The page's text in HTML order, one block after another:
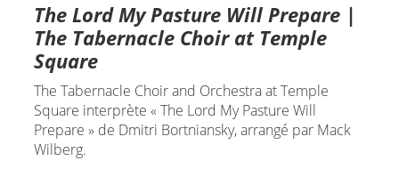
The Lord My Pasture Will Prepare |
The Tabernacle Choir at Temple
Square
The Tabernacle Choir and Orchestra at Temple
Square interprète « The Lord My Pasture Will
Prepare » de Dmitri Bortniansky, arrangé par Mack
Wilberg.